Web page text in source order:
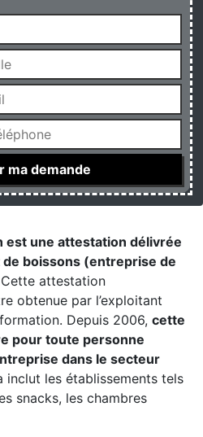
est une attestation délivrée
boissons (entreprise de
attestation
obtenue par l’exploitant
Depuis 2006, cette
pour toute personne
dans le secteur
inclut les établissements tels
snacks, les chambres